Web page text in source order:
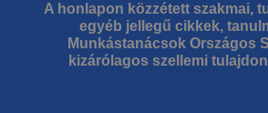
A honlapon közzétett szakmai,
egyéb jellegű cikkek,
Munkástanácsok Országos
kizárólagos szellemi